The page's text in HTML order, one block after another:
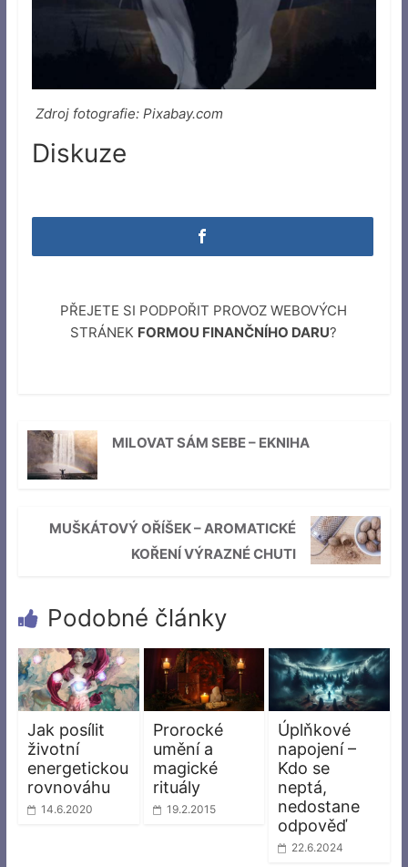
Zdroj fotografie: Pixabay.com
Diskuze
PŘEJETE SI PODPOŘIT PROVOZ WEBOVÝCH
STRÁNEK FORMOU FINANČNÍHO DARU?
MILOVAT SÁM SEBE – EKNIHA
MUŠKÁTOVÝ OŘÍŠEK – AROMATICKÉ
KOŘENÍ VÝRAZNÉ CHUTI
Podobné články
Jak posílit
životní
energetickou
rovnováhu
14.6.2020
Prorocké
umění a
magické
rituály
19.2.2015
Úplňkové
napojení –
Kdo se
neptá,
nedostane
odpověď
22.6.2024